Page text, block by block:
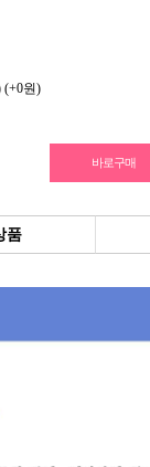
(+0원)
품